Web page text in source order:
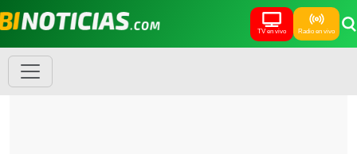
TV en vivo Radio en vivo